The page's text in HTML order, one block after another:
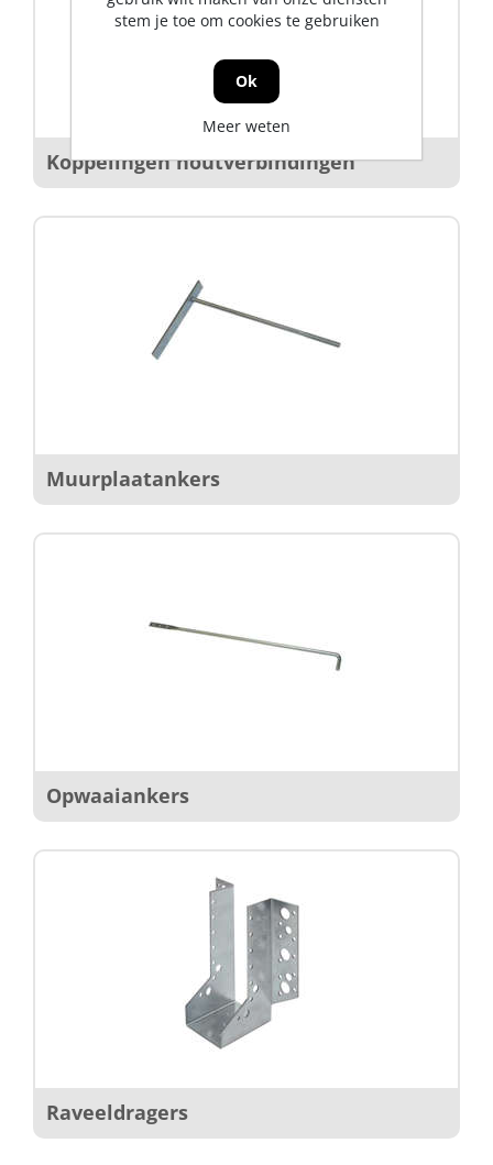
Koppelingen houtverbindingen
Muurplaatankers
Opwaaiankers
Raveeldragers
stem je toe om cookies te gebruiken
Ok
Meer weten